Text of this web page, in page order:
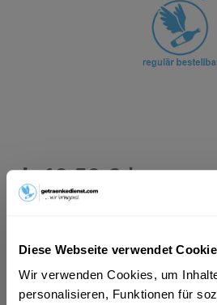
Diese Webseite verwendet
Wir verwenden Cookies, um
personalisieren, Funktionen für
ab 19,50 € *
Inhalt:7.92 Liter (2,46 € * / 1 Liter)
MEHRWEG
+3,42 € Pfand